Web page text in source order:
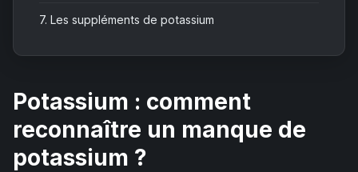
7. Les suppléments de potassium
Potassium : comment
reconnaître un manque de
potassium ?